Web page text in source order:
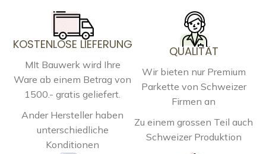
KOSTENLOSE LIEFERUNG
MIt Bauwerk wird Ihre
Ware ab einem Betrag von
1500.- gratis geliefert.
Ander Hersteller haben
unterschiedliche
Konditionen
QUALITÄT
Wir bieten nur Premium
Parkette von Schweizer
Firmen an
Zu einem grossen Teil auch
Schweizer Produktion